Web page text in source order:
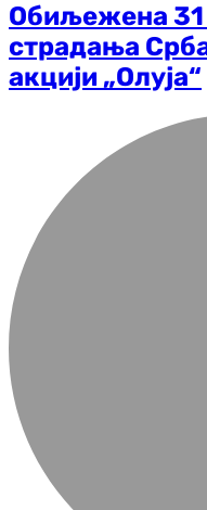
Обиљежена 31
страдања
акцији „Олуја“